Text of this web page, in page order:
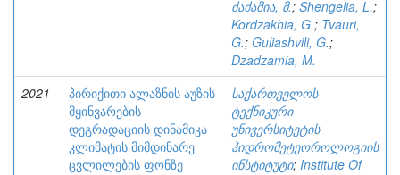
ძაძამია, მ.; Shengelia, L.;
Kordzakhia, G.; Tvauri,
G.; Guliashvili, G.;
Dzadzamia, M.
2021
პირიქითი ალაზნის აუზის
მყინვარების
დეგრადაციის დინამიკა
კლიმატის მიმდინარე
ცვლილების ფონზე
საქართველოს
ტექნიკური
უნივერსიტეტის
ჰიდრომეტეოროლოგიის
ინსტიტუტი; Institute Of